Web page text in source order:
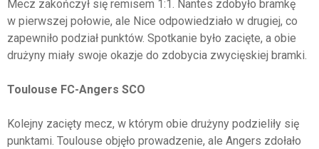
Mecz zakończył się remisem 1:1. Nantes zdobyło bramkę
w pierwszej połowie, ale Nice odpowiedziało w drugiej, co
zapewniło podział punktów. Spotkanie było zacięte, a obie
drużyny miały swoje okazje do zdobycia zwycięskiej bramki.
Toulouse FC-Angers SCO
Kolejny zacięty mecz, w którym obie drużyny podzieliły się
punktami. Toulouse objęło prowadzenie, ale Angers zdołało